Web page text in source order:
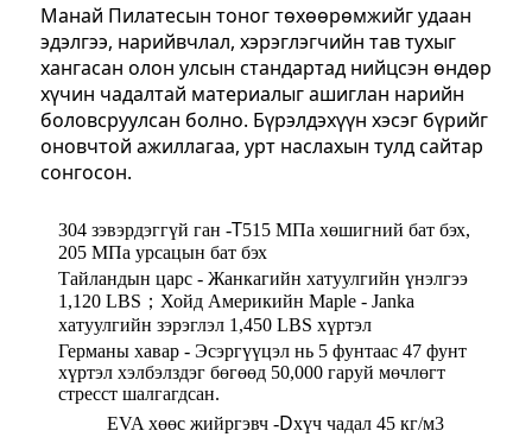
Манай Пилатесын тоног төхөөрөмжийг удаан
эдэлгээ, нарийвчлал, хэрэглэгчийн тав тухыг
хангасан олон улсын стандартад нийцсэн өндөр
хүчин чадалтай материалыг ашиглан нарийн
боловсруулсан болно. Бүрэлдэхүүн хэсэг бүрийг
оновчтой ажиллагаа, урт наслахын тулд сайтар
сонгосон.
304 зэвэрдэггүй ган -T515 МПа хөшигний бат бэх,
205 МПа урсацын бат бэх
Тайландын царс - Жанкагийн хатуулгийн үнэлгээ
1,120 LBS； Хойд Америкийн Maple - Janka
хатуулгийн зэрэглэл 1,450 LBS хүртэл
Германы хавар - Эсэргүүцэл нь 5 фунтаас 47 фунт
хүртэл хэлбэлздэг бөгөөд 50,000 гаруй мөчлөгт
стресст шалгагдсан.
EVA хөөс жийргэвч -Dхүч чадал 45 кг/м3